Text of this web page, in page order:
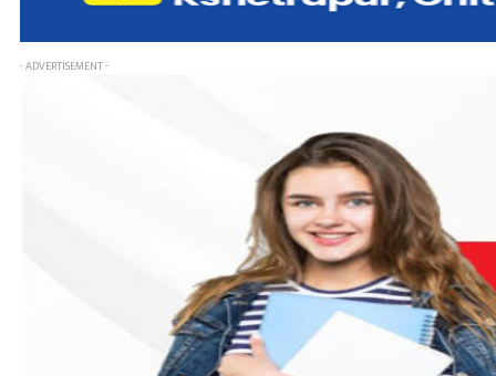
- ADVERTISEMENT -